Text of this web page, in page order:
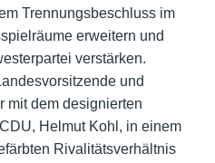
Trennungsbeschluss im
erweitern und
verstärken.
und
mit dem designierten
Helmut Kohl, in einem
Rivalitätsverhältnis